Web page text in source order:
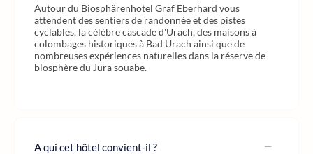
Autour du Biosphärenhotel Graf Eberhard vous
attendent des sentiers de randonnée et des pistes
cyclables, la célèbre cascade d'Urach, des maisons à
colombages historiques à Bad Urach ainsi que de
nombreuses expériences naturelles dans la réserve de
biosphère du Jura souabe.
A qui cet hôtel convient-il ?